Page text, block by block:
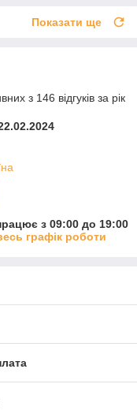
Показати ще
з 146 відгуків за рік
з 09:00 до 19:00
графік роботи